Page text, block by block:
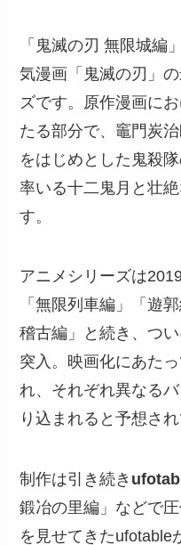
「鬼滅の刃 無限城編
気漫画「鬼滅の刃」
ズです。原作漫画に
たる部分で、竈門炭
をはじめとした鬼殺
率いる十二鬼月と壮
す。
アニメシリーズは
「無限列車編」「遊
稽古編」と続き、つ
突入。映画化にあた
れ、それぞれ異なる
り込まれると予想され
制作は引き続き
鍛冶の里編」などで
を見せてきたufotable